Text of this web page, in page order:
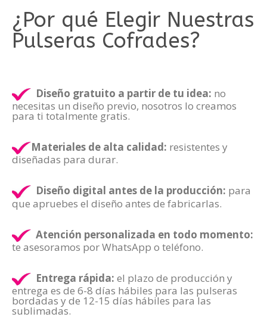
¿Por qué Elegir Nuestras
Pulseras Cofrades?
Diseño gratuito a partir de tu idea: no
necesitas un diseño previo, nosotros lo creamos
para ti totalmente gratis.
Materiales de alta calidad: resistentes y
diseñadas para durar.
Diseño digital antes de la producción: para
que apruebes el diseño antes de fabricarlas.
Atención personalizada en todo momento:
te asesoramos por WhatsApp o teléfono.
Entrega rápida: el plazo de producción y
entrega es de 6-8 días hábiles para las pulseras
bordadas y de 12-15 días hábiles para las
sublimadas.